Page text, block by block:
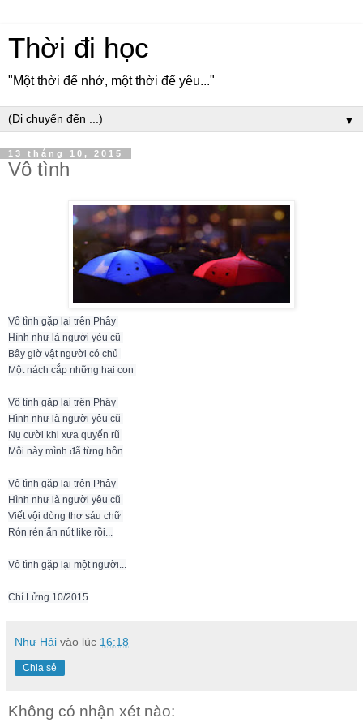
Thời đi học
"Một thời để nhớ, một thời để yêu..."
▼
13 tháng 10, 2015
Vô tình
Vô tình gặp lại trên Phây
Hình như là người yẻu cũ
Bây giờ vật người có chủ
Một nách cắp những hai con
Vô tình gặp lại trên Phây
Hình như là người yêu cũ
Nụ cười khi xưa quyến rũ
Môi này mình đã từng hôn
Vô tình gặp lại trên Phây
Hình như là người yêu cũ
Viết vội dòng thơ sáu chữ
Rón rén ấn nút like rồi...
Vô tình gặp lại một người...
Chí Lửng 10/2015
Như Hải vào lúc 16:18
Chia sẻ
Không có nhận xét nào: